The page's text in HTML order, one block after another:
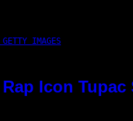
IMAGES
Icon